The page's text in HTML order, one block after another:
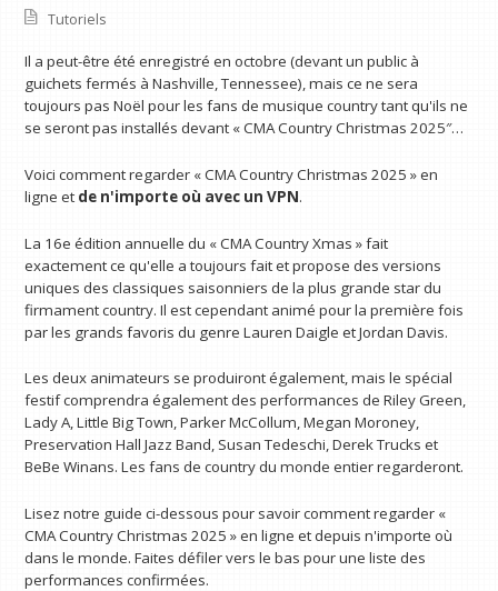
Tutoriels
Il a peut-être été enregistré en octobre (devant un public à
guichets fermés à Nashville, Tennessee), mais ce ne sera
toujours pas Noël pour les fans de musique country tant qu'ils ne
se seront pas installés devant « CMA Country Christmas 2025″…
Voici comment regarder « CMA Country Christmas 2025 » en
ligne et de n'importe où avec un VPN.
La 16e édition annuelle du « CMA Country Xmas » fait
exactement ce qu'elle a toujours fait et propose des versions
uniques des classiques saisonniers de la plus grande star du
firmament country. Il est cependant animé pour la première fois
par les grands favoris du genre Lauren Daigle et Jordan Davis.
Les deux animateurs se produiront également, mais le spécial
festif comprendra également des performances de Riley Green,
Lady A, Little Big Town, Parker McCollum, Megan Moroney,
Preservation Hall Jazz Band, Susan Tedeschi, Derek Trucks et
BeBe Winans. Les fans de country du monde entier regarderont.
Lisez notre guide ci-dessous pour savoir comment regarder «
CMA Country Christmas 2025 » en ligne et depuis n'importe où
dans le monde. Faites défiler vers le bas pour une liste des
performances confirmées.